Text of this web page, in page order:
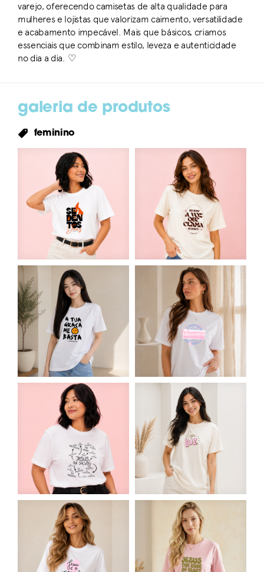
varejo, oferecendo camisetas de alta qualidade para
mulheres e lojistas que valorizam caimento, versatilidade
e acabamento impecável. Mais que básicos, criamos
essenciais que combinam estilo, leveza e autenticidade
no dia a dia. ♡
galeria de produtos
feminino